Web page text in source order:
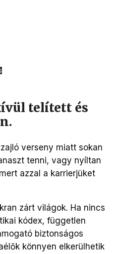
telített és
verseny miatt sokan
tenni, vagy nyíltan
azzal a karrierjüket
zárt világok. Ha nincs
kódex, független
biztonságos
könnyen elkerülhetik